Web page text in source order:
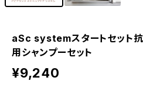
aSc systemスタートセット
用シャンプーセット
¥9,240